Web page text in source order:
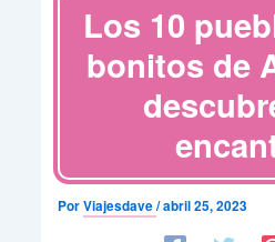
Los 10
bonitos de
PorViajesdave/abril 25, 2023